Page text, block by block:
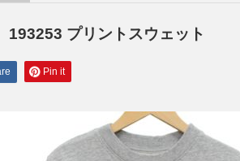
193253 プリントスウェット
Pin it